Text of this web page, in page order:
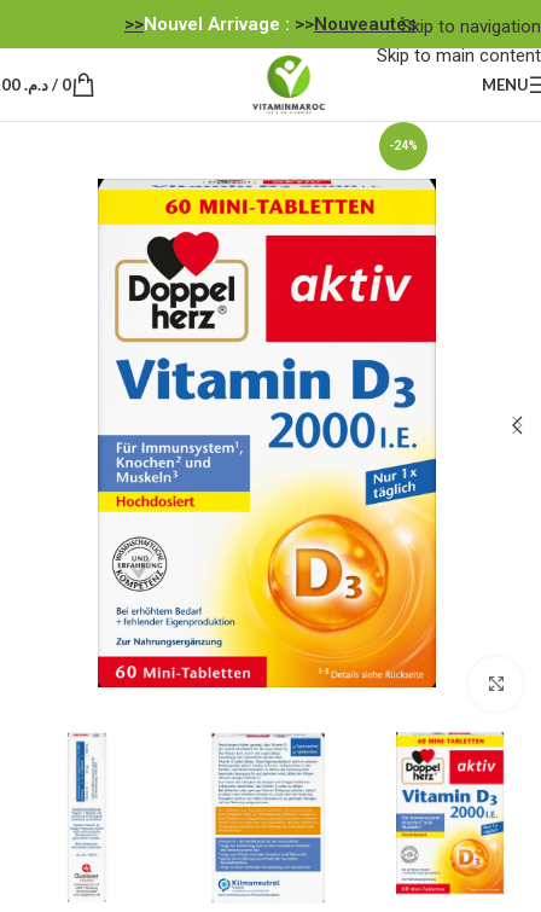
Skip to navigation
Skip to main content
Nouvel Arrivage : >>Nouveautés<<
MENU
0
/د.م.
-24%
Click to enlarge